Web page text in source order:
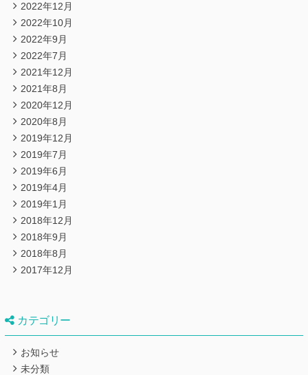
2022年12月
2022年10月
2022年9月
2022年7月
2021年12月
2021年8月
2020年12月
2020年8月
2019年12月
2019年7月
2019年6月
2019年4月
2019年1月
2018年12月
2018年9月
2018年8月
2017年12月
カテゴリー
お知らせ
未分類